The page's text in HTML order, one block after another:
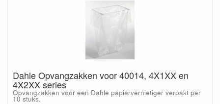
Dahle Opvangzakken voor 40014, 4X1XX en
4X2XX series
Opvangzakken voor een Dahle papiervernietiger verpakt per
10 stuks.